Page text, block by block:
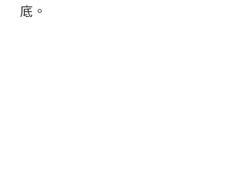
底。